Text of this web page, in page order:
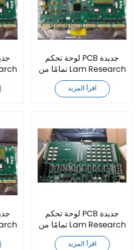
لوحة تحكم PCB جديدة
تمامًا من Lam Research
810-002895-102
اقرأ المزيد
لوحة تحكم PCB جديدة
تمامًا من Lam Research
810-810193-001
اقرأ المزيد